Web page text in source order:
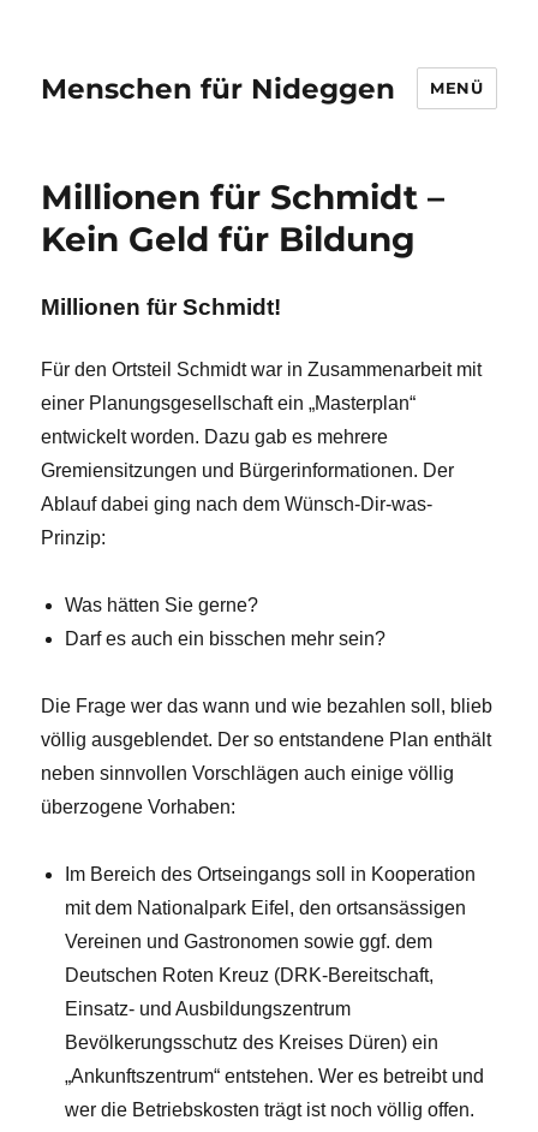
Menschen für Nideggen MENÜ
Millionen für Schmidt –
Kein Geld für Bildung
Millionen für Schmidt!
Für den Ortsteil Schmidt war in Zusammenarbeit mit
einer Planungsgesellschaft ein „Masterplan“
entwickelt worden. Dazu gab es mehrere
Gremiensitzungen und Bürgerinformationen. Der
Ablauf dabei ging nach dem Wünsch-Dir-was-
Prinzip:
Was hätten Sie gerne?
Darf es auch ein bisschen mehr sein?
Die Frage wer das wann und wie bezahlen soll, blieb
völlig ausgeblendet. Der so entstandene Plan enthält
neben sinnvollen Vorschlägen auch einige völlig
überzogene Vorhaben:
Im Bereich des Ortseingangs soll in Kooperation
mit dem Nationalpark Eifel, den ortsansässigen
Vereinen und Gastronomen sowie ggf. dem
Deutschen Roten Kreuz (DRK-Bereitschaft,
Einsatz- und Ausbildungszentrum
Bevölkerungsschutz des Kreises Düren) ein
„Ankunftszentrum“ entstehen. Wer es betreibt und
wer die Betriebskosten trägt ist noch völlig offen.